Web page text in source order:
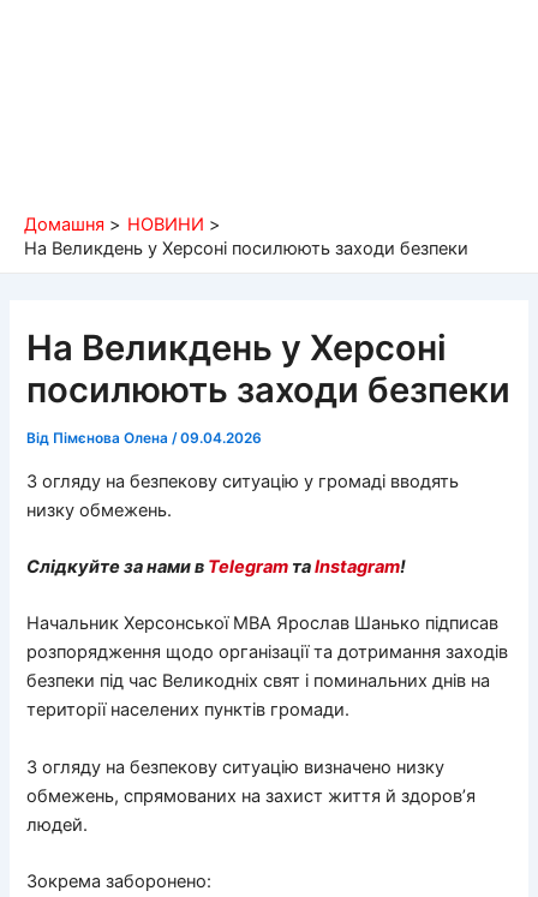
Домашня
НОВИНИ
На Великдень у Херсоні посилюють заходи безпеки
На Великдень у Херсоні
посилюють заходи безпеки
Від Пімєнова Олена/09.04.2026
З огляду на безпекову ситуацію у громаді вводять
низку обмежень.
Слідкуйте за нами в Telegram таInstagram!
Начальник Херсонської МВА Ярослав Шанько підписав
розпорядження щодо організації та дотримання заходів
безпеки під час Великодніх свят і поминальних днів на
території населених пунктів громади.
З огляду на безпекову ситуацію визначено низку
обмежень, спрямованих на захист життя й здоров’я
людей.
Зокрема заборонено: